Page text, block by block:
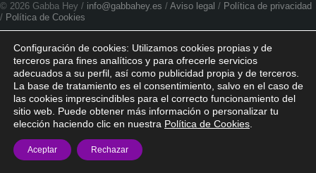
© 2026 Gabba Hey / info@gabbahey.es / Aviso legal / Política de privacidad
/ Política de Cookies
Configuración de cookies: Utilizamos cookies propias y de
terceros para fines analíticos y para ofrecerle servicios
adecuados a su perfil, así como publicidad propia y de terceros.
La base de tratamiento es el consentimiento, salvo en el caso de
las cookies imprescindibles para el correcto funcionamiento del
sitio web. Puede obtener más información o personalizar tu
elección haciendo clic en nuestra Política de Cookies
Aceptar Rechazar